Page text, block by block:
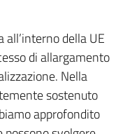
all’interno della UE
di allargamento
Nella
sostenuto
approfondito